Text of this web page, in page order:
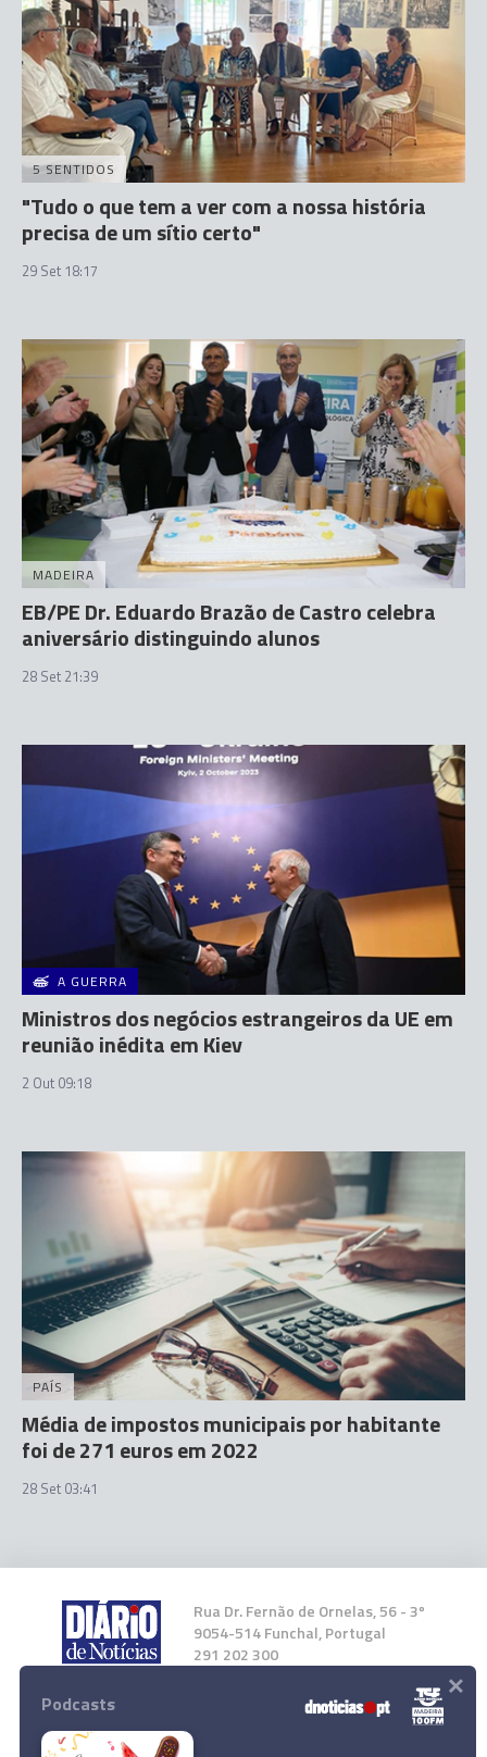
5 SENTIDOS
"Tudo o que tem a ver com a nossa história
precisa de um sítio certo"
29 Set 18:17
MADEIRA
EB/PE Dr. Eduardo Brazão de Castro celebra
aniversário distinguindo alunos
28 Set 21:39
A GUERRA
Ministros dos negócios estrangeiros da UE em
reunião inédita em Kiev
2 Out 09:18
PAÍS
Média de impostos municipais por habitante
foi de 271 euros em 2022
28 Set 03:41
Rua Dr. Fernão de Ornelas, 56 - 3º
9054-514 Funchal, Portugal
291 202 300
Instale a nossa App
Podcasts ×